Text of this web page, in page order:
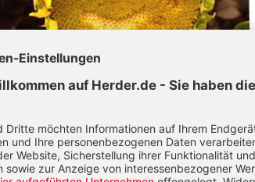
Wochen, währenddessen reifen die Samen
die Vögel genug übrig lassen, wachsen daraus im
ist es allerdings, wenn wir im Februar
sie dann Ende April nach draußen setzen. Ein
Vom Samenkorn über den Zimmerkeimling zur
hält deine Freude sogar noch länger.